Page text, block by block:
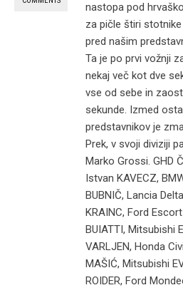
nastopa pod
za pičle štiri
pred našim
Ta je po prvi vožnji
nekaj več kot dve
vse od sebe in
sekunde. Izmed
predstavnikov je
Prek, v svoji diviziji
Marko Grossi. GHD
Istvan KAVECZ,
BUBNIČ, Lancia
KRAINC, Ford
BUIATTI, Mitsubishi
VARLJEN, Honda
MAŠIĆ, Mitsubishi
ROIDER, Ford